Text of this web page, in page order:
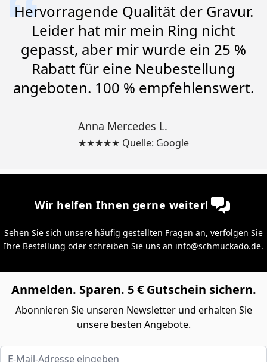
Hervorragende Qualität der Gravur.
Leider hat mir mein Ring nicht
gepasst, aber mir wurde ein 25 %
Rabatt für eine Neubestellung
angeboten. 100 % empfehlenswert.
Anna Mercedes L.
★★★★★ Quelle: Google
Wir helfen Ihnen gerne weiter!
Sehen Sie sich unsere häufig gestellten Fragen an, verfolgen Sie
Ihre Bestellung oder schreiben Sie uns an info@schmuckado.de.
Anmelden. Sparen. 5 € Gutschein sichern.
Abonnieren Sie unseren Newsletter und erhalten Sie
unsere besten Angebote.
E-Mail-Adresse eingeben